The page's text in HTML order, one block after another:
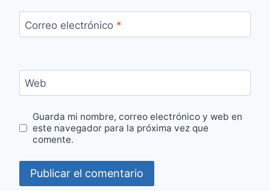
Correo electrónico *
Web
Guarda mi nombre, correo electrónico y web en
este navegador para la próxima vez que
comente.